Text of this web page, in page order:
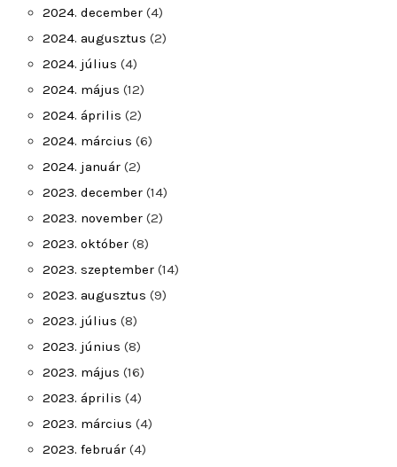
2024. december (4)
2024. augusztus (2)
2024. július (4)
2024. május (12)
2024. április (2)
2024. március (6)
2024. január (2)
2023. december (14)
2023. november (2)
2023. október (8)
2023. szeptember (14)
2023. augusztus (9)
2023. július (8)
2023. június (8)
2023. május (16)
2023. április (4)
2023. március (4)
2023. február (4)